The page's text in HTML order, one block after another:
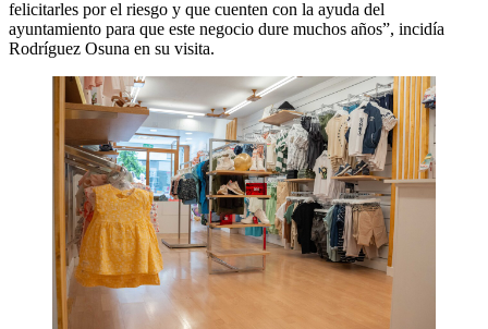
felicitarles por el riesgo y que cuenten con la ayuda del
ayuntamiento para que este negocio dure muchos años”, incidía
Rodríguez Osuna en su visita.